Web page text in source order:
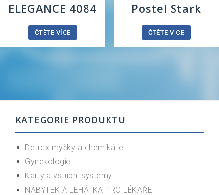
ELEGANCE 4084
ČTĚTE VÍCE
Postel Stark
ČTĚTE VÍCE
KATEGORIE PRODUKTU
Detrox myčky a chemikálie
Gynekologie
Karty a vstupní systémy
NÁBYTEK A LEHÁTKA PRO LÉKAŘE